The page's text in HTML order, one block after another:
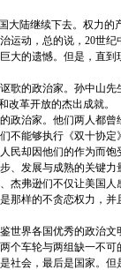
陆继续下去。权力的
运动，总的说，20世
大的遗憾。但是，直
的政治家。孙中山先
改革开放的杰出成就。
治家。他们两人都曾
不能够执行《双十协
民却因他们的作为而饱
发展与成熟的关键力
弗逊们不仅让美国人
那样的不贪恋权力，
界各国优秀的政治文
车轮与两组缺一不可
会，最后是国家。但